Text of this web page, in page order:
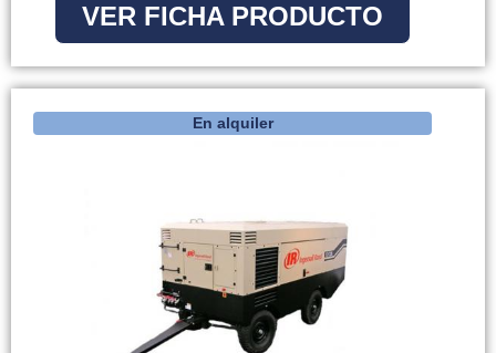
VER FICHA PRODUCTO
En alquiler